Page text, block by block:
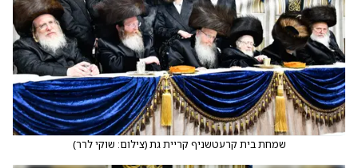
שמחת בית קרעטשניף קריית גת(צילום: שוקי לרר)